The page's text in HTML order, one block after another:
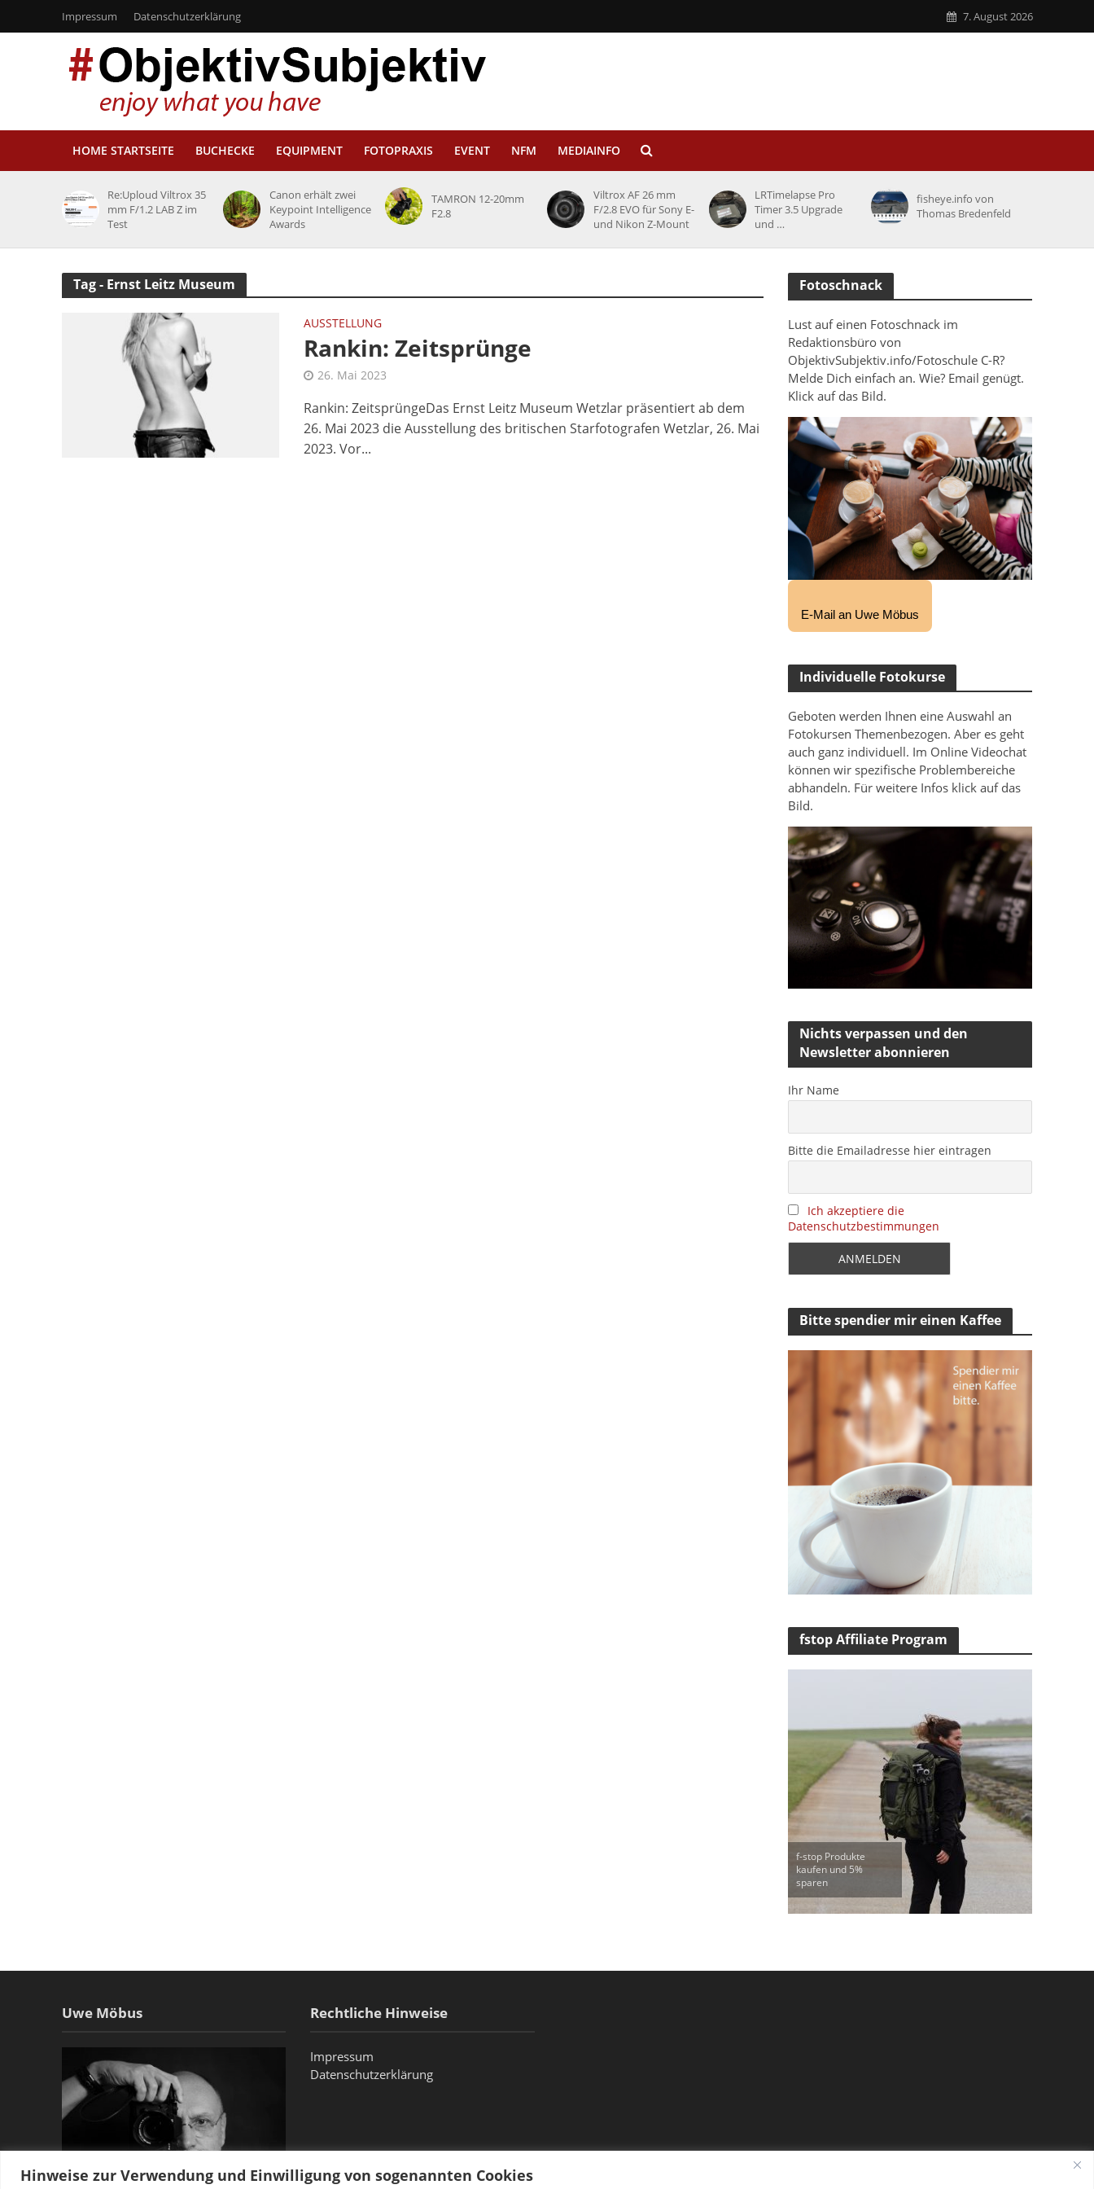
Hinweise zur Verwendung und Einwilligung von sogenannten Cookies
Impressum Datenschutzerklärung 7. August 2026
HOME STARTSEITE BUCHECKE EQUIPMENT FOTOPRAXIS EVENT NFM MEDIAINFO
Re:Uploud Viltrox 35
mm F/1.2 LAB Z im
Test
Canon erhält zwei
Keypoint Intelligence
Awards
TAMRON 12-20mm
F2.8
Viltrox AF 26 mm
F/2.8 EVO für Sony E-
und Nikon Z-Mount
LRTimelapse Pro
Timer 3.5 Upgrade
und …
fisheye.info von
Thomas Bredenfeld
Tag - Ernst Leitz Museum
AUSSTELLUNG
Rankin: Zeitsprünge
26. Mai 2023
Rankin: ZeitsprüngeDas Ernst Leitz Museum Wetzlar präsentiert ab dem
26. Mai 2023 die Ausstellung des britischen Starfotografen Wetzlar, 26. Mai
2023. Vor...
Fotoschnack
Lust auf einen Fotoschnack im
Redaktionsbüro von
ObjektivSubjektiv.info/Fotoschule C-R?
Melde Dich einfach an. Wie? Email genügt.
Klick auf das Bild.
E-Mail an Uwe Möbus
Individuelle Fotokurse
Geboten werden Ihnen eine Auswahl an
Fotokursen Themenbezogen. Aber es geht
auch ganz individuell. Im Online Videochat
können wir spezifische Problembereiche
abhandeln. Für weitere Infos klick auf das
Bild.
Nichts verpassen und den
Newsletter abonnieren
Ihr Name
Bitte die Emailadresse hier eintragen
Ich akzeptiere die
Datenschutzbestimmungen
Bitte spendier mir einen Kaffee
fstop Affiliate Program
f-stop Produkte
kaufen und 5%
sparen
Uwe Möbus Rechtliche Hinweise
Impressum
Datenschutzerklärung